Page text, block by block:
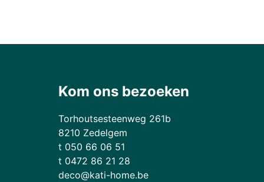
Kom ons bezoeken
Torhoutsesteenweg 261b
8210 Zedelgem
t 050 66 06 51
t 0472 86 21 28
deco@kati-home.be